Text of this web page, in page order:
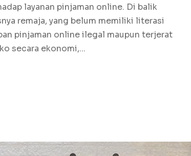
layanan pinjaman online. Di balik
remaja, yang belum memiliki literasi
pinjaman online ilegal maupun terjerat
secara ekonomi,...